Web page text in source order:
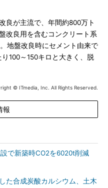
良が主流で、年間約800万ト
改良用を含むコンクリート系
地盤改良時にセメント由来で
100～150キロと大きく、脱
© ITmedia, Inc. All Rights Reserved.
報
で新築時CO2を6020t削減
た合成炭酸カルシウム、土木